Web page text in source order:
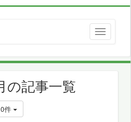
の記事一覧
件